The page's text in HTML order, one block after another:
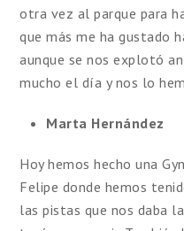
otra vez al parque para
que más me ha gustado
aunque se nos explotó
mucho el día y nos lo
Marta Hernández
Hoy hemos hecho una
Felipe donde hemos
las pistas que nos daba